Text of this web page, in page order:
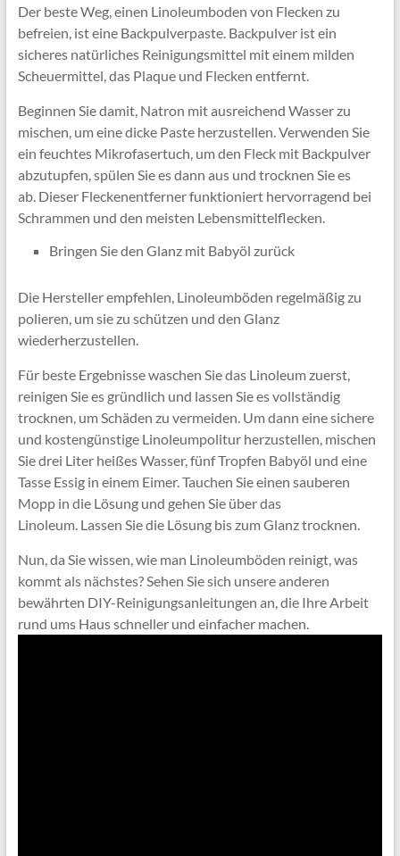
Der beste Weg, einen Linoleumboden von Flecken zu
befreien, ist eine Backpulverpaste. Backpulver ist ein
sicheres natürliches Reinigungsmittel mit einem milden
Scheuermittel, das Plaque und Flecken entfernt.
Beginnen Sie damit, Natron mit ausreichend Wasser zu
mischen, um eine dicke Paste herzustellen. Verwenden Sie
ein feuchtes Mikrofasertuch, um den Fleck mit Backpulver
abzutupfen, spülen Sie es dann aus und trocknen Sie es
ab. Dieser Fleckenentferner funktioniert hervorragend bei
Schrammen und den meisten Lebensmittelflecken.
Bringen Sie den Glanz mit Babyöl zurück
Die Hersteller empfehlen, Linoleumböden regelmäßig zu
polieren, um sie zu schützen und den Glanz
wiederherzustellen.
Für beste Ergebnisse waschen Sie das Linoleum zuerst,
reinigen Sie es gründlich und lassen Sie es vollständig
trocknen, um Schäden zu vermeiden. Um dann eine sichere
und kostengünstige Linoleumpolitur herzustellen, mischen
Sie drei Liter heißes Wasser, fünf Tropfen Babyöl und eine
Tasse Essig in einem Eimer. Tauchen Sie einen sauberen
Mopp in die Lösung und gehen Sie über das
Linoleum. Lassen Sie die Lösung bis zum Glanz trocknen.
Nun, da Sie wissen, wie man Linoleumböden reinigt, was
kommt als nächstes? Sehen Sie sich unsere anderen
bewährten DIY-Reinigungsanleitungen an, die Ihre Arbeit
rund ums Haus schneller und einfacher machen.